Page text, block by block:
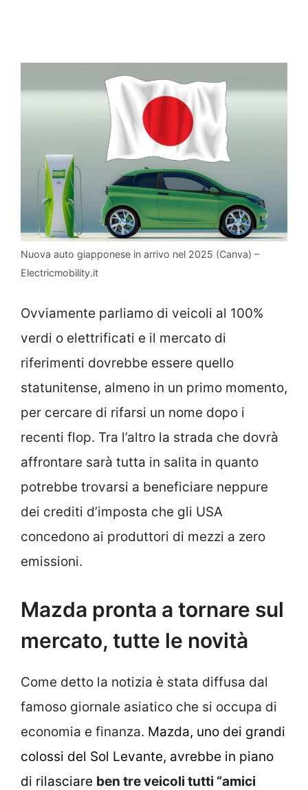
Nuova auto giapponese in arrivo nel 2025 (Canva) –
Electricmobility.it
Ovviamente parliamo di veicoli al 100%
verdi o elettrificati e il mercato di
riferimenti dovrebbe essere quello
statunitense, almeno in un primo momento,
per cercare di rifarsi un nome dopo i
recenti flop. Tra l’altro la strada che dovrà
affrontare sarà tutta in salita in quanto
potrebbe trovarsi a beneficiare neppure
dei crediti d’imposta che gli USA
concedono ai produttori di mezzi a zero
emissioni.
Mazda pronta a tornare sul
mercato, tutte le novità
Come detto la notizia è stata diffusa dal
famoso giornale asiatico che si occupa di
economia e finanza. Mazda, uno dei grandi
colossi del Sol Levante, avrebbe in piano
di rilasciare ben tre veicoli tutti “amici